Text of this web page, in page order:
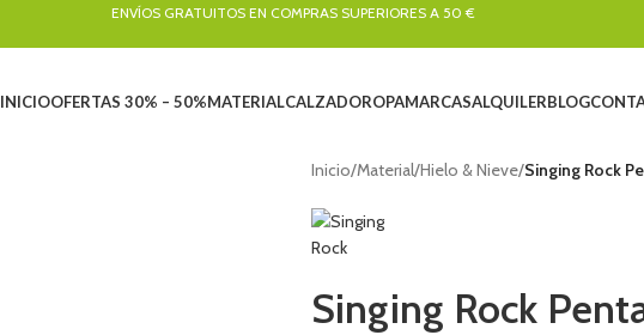
ENVÍOS GRATUITOS EN COMPRAS SUPERIORES A 50 €
INICIOOFERTAS 30% – 50%MATERIALCALZADOROPAMARCASALQUILERBLOG
Inicio/Material/Hielo & Nieve/Singing Rock
Singing Rock